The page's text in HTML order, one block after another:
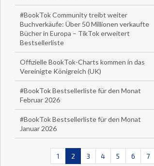
#BookTok Community treibt weiter
Buchverkäufe: Über 50 Millionen verkaufte
Bücher in Europa – TikTok erweitert
Bestsellerliste
Offizielle BookTok-Charts kommen in das
Vereinigte Königreich (UK)
#BookTok Bestsellerliste für den Monat
Februar 2026
#BookTok Bestsellerliste für den Monat
Januar 2026
1 2 3 4 5 6 7